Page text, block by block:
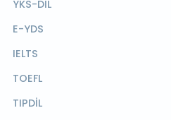
YKS-DİL
E-YDS
IELTS
TOEFL
TIPDİL